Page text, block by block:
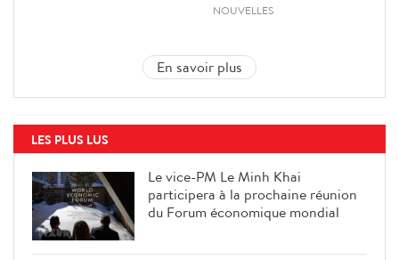
NOUVELLES
En savoir plus
LES PLUS LUS
Le vice-PM Le Minh Khai
participera à la prochaine réunion
du Forum économique mondial